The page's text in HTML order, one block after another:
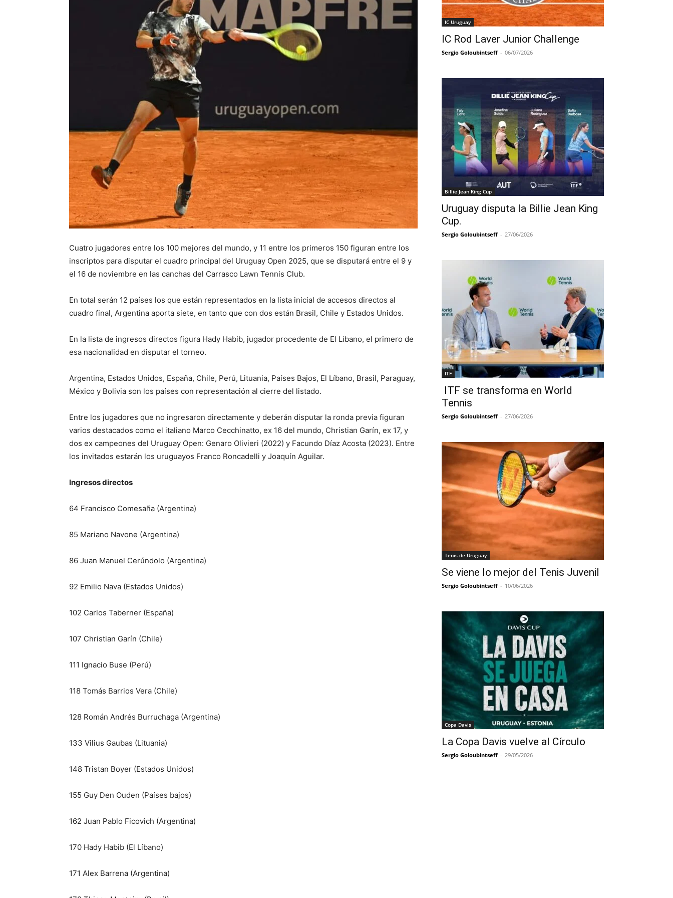
Cuatro jugadores entre los 100 mejores del mundo, y 11 entre los primeros 150 figuran entre los
inscriptos para disputar el cuadro principal del Uruguay Open 2025, que se disputará entre el 9 y
el 16 de noviembre en las canchas del Carrasco Lawn Tennis Club.
En total serán 12 países los que están representados en la lista inicial de accesos directos al
cuadro final, Argentina aporta siete, en tanto que con dos están Brasil, Chile y Estados Unidos.
En la lista de ingresos directos figura Hady Habib, jugador procedente de El Líbano, el primero de
esa nacionalidad en disputar el torneo.
Argentina, Estados Unidos, España, Chile, Perú, Lituania, Países Bajos, El Líbano, Brasil, Paraguay,
México y Bolivia son los países con representación al cierre del listado.
Entre los jugadores que no ingresaron directamente y deberán disputar la ronda previa figuran
varios destacados como el italiano Marco Cecchinatto, ex 16 del mundo, Christian Garín, ex 17, y
dos ex campeones del Uruguay Open: Genaro Olivieri (2022) y Facundo Díaz Acosta (2023). Entre
los invitados estarán los uruguayos Franco Roncadelli y Joaquín Aguilar.
Ingresos directos
64 Francisco Comesaña (Argentina)
85 Mariano Navone (Argentina)
86 Juan Manuel Cerúndolo (Argentina)
92 Emilio Nava (Estados Unidos)
102 Carlos Taberner (España)
107 Christian Garín (Chile)
111 Ignacio Buse (Perú)
118 Tomás Barrios Vera (Chile)
128 Román Andrés Burruchaga (Argentina)
133 Vilius Gaubas (Lituania)
148 Tristan Boyer (Estados Unidos)
155 Guy Den Ouden (Países bajos)
162 Juan Pablo Ficovich (Argentina)
170 Hady Habib (El Líbano)
171 Alex Barrena (Argentina)
IC Uruguay
IC Rod Laver Junior Challenge
Sergio Goloubintseff - 06/07/2026
Billie Jean King Cup
Uruguay disputa la Billie Jean King
Cup.
Sergio Goloubintseff - 27/06/2026
ITF
ITF se transforma en World
Tennis
Sergio Goloubintseff - 27/06/2026
Tenis de Uruguay
Se viene lo mejor del Tenis Juvenil
Sergio Goloubintseff - 10/06/2026
Copa Davis
La Copa Davis vuelve al Círculo
Sergio Goloubintseff - 29/05/2026